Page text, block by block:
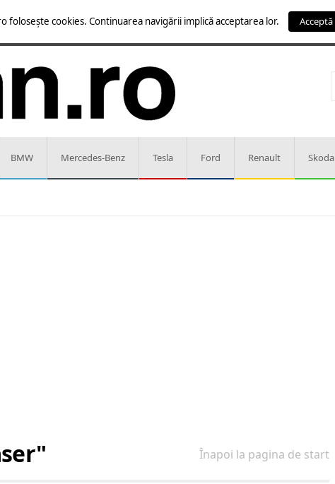
BMW Mercedes-Benz Tesla Ford Renault Skoda
Înapoi la pagina de start
folosește cookies. Continuarea navigării implică acceptarea lor. Acceptă